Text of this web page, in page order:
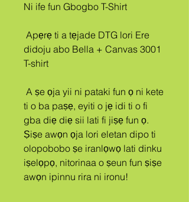
Ni ife fun Gbogbo T-Shirt
didoju abo Bella + Canvas 3001
T-shirt
ti o ba paṣẹ, eyiti o jẹ idi ti o fi
gba diẹ diẹ sii lati fi jiṣẹ fun ọ.
Ṣiṣe awọn ọja lori eletan dipo ti
olopobobo ṣe iranlọwọ lati dinku
iṣelọpọ, nitorinaa o ṣeun fun ṣiṣe
awọn ipinnu rira ni ironu!